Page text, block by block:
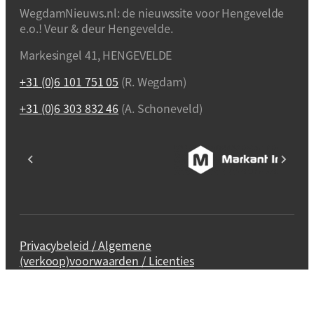
WegdamNieuws.nl: de nieuwssite voor Hengevelde
e.o.! Veur & deur Hengevelde.
Markesingel 41, HENGEVELDE
+31 (0)6 101 751 05 (R. Wegdam)
+31 (0)6 303 832 46 (A. Schoneveld)
Privacybeleid / Algemene
(verkoop)voorwaarden / Licenties